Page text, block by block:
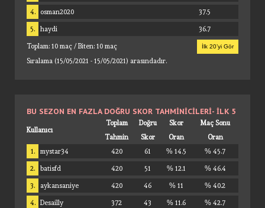
4. osman2020 37.5
5. haydi 36.7
Toplam: 10 maç / Biten: 10 maç İlk 20’yi Gör
Sıralama (15/05/2021 - 15/05/2021) arasındadır.
BU SEZON EN FAZLA DOĞRU SKOR TAHMINICILERI- İLK 5
Kullanıcı
Toplam
Tahmin
Doğru
Skor
Skor
Oran
Maç Sonu
Oran
1.
mystar34 420 61 % 14.5 % 45.7
2. batisfd 420 51 % 12.1 % 46.4
3. aykansaniye 420 46 % 11 % 40.2
4. Desailly 372 43 % 11.6 % 42.7